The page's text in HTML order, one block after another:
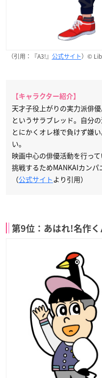
（引用：『A3!』 公式サイト）©
【キャラクター紹介】
天才子役上がりの実力派俳
というサラブレッド。自分
とにかくオレ様で負けず嫌
い。
映画中心の俳優活動を行っ
挑戦するためMANKAIカンパ
（公式サイト より引用）
第9位：あはれ!名作